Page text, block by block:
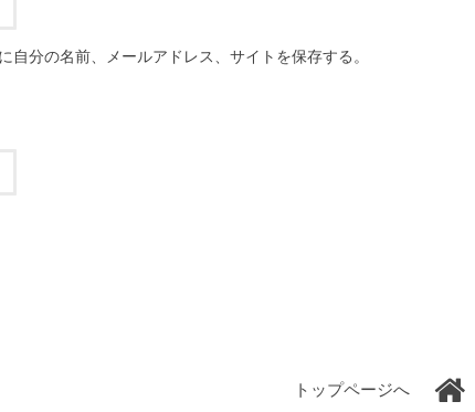
分の名前、メールアドレス、サイトを保存する。
トップページへ